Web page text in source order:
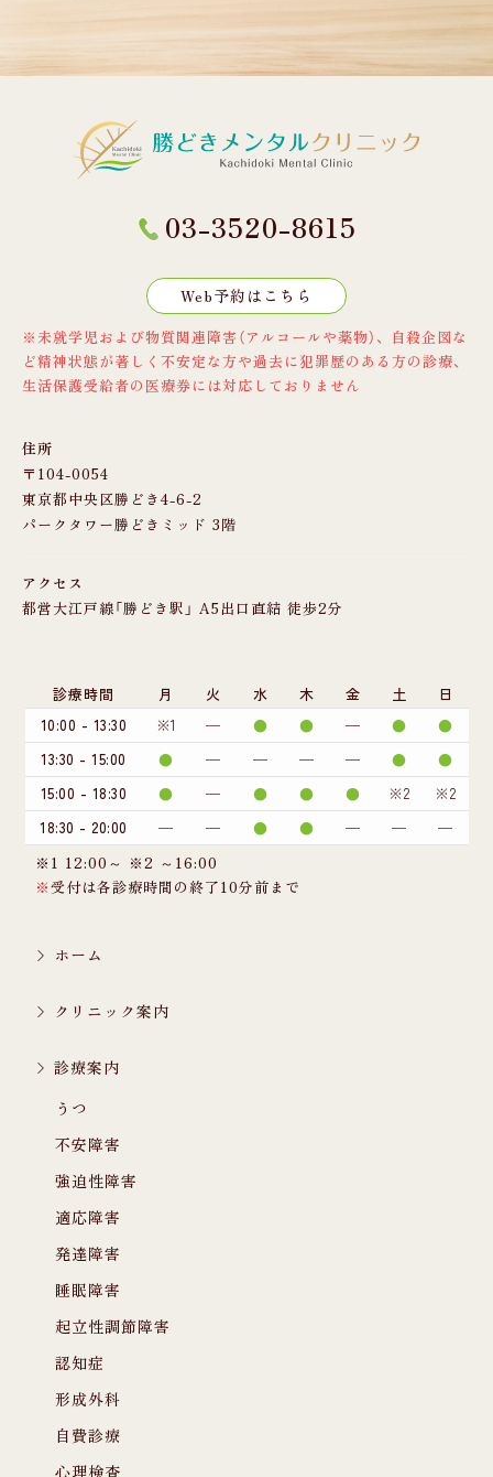
03-3520-8615
Web予約はこちら
※未就学児および物質関連障害（アルコールや薬物）、 自殺企図な
ど精神状態が著しく不安定な方や過去に犯罪歴のある方の診療、
生活保護受給者の医療券には対応しておりません
住所
〒104-0054
東京都中央区勝どき4-6-2
パークタワー勝どきミッド 3階
アクセス
都営大江戸線「勝どき駅」 A5出口直結 徒歩2分
診療時間 月 火 水 木 金 土
日
10:00 - 13:30 ※1 ─ ● ● ─ ●
●
13:30 -15:00 ● ─ ─ ─ ─ ●
●
15:00 - 18:30 ● ─ ● ● ● ※2
※2
18:30 -20:00 ─ ─ ● ● ─ ─
─
※1 12:00～ ※2 ～16:00
※受付は各診療時間の終了10分前まで
ホーム
クリニック案内
診療案内
うつ
不安障害
強迫性障害
適応障害
発達障害
睡眠障害
起立性調節障害
認知症
形成外科
自費診療
心理検査